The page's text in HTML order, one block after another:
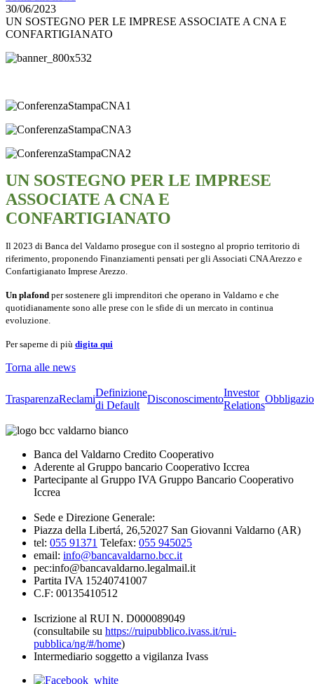
30/06/2023
UN SOSTEGNO PER LE IMPRESE ASSOCIATE A CNA E
CONFARTIGIANATO
UN SOSTEGNO PER LE IMPRESE
ASSOCIATE A CNA E
CONFARTIGIANATO
Il 2023 di Banca del Valdarno prosegue con il sostegno al proprio territorio di
riferimento, proponendo Finanziamenti pensati per gli Associati CNA Arezzo e
Confartigianato Imprese Arezzo.
Un plafond per sostenere gli imprenditori che operano in Valdarno e che
quotidianamente sono alle prese con le sfide di un mercato in continua
evoluzione.
Per saperne di più digita qui
Torna alle news
TrasparenzaReclami
Definizione
di Default
Disconoscimento
Investor
Relations
Banca del Valdarno Credito Cooperativo
Aderente al Gruppo bancario Cooperativo Iccrea
Partecipante al Gruppo IVA Gruppo Bancario Cooperativo
Iccrea
Sede e Direzione Generale:
Piazza della Libertá, 26,52027 San Giovanni Valdarno (AR)
tel: 055 91371 Telefax: 055 945025
email: info@bancavaldarno.bcc.it
pec:info@bancavaldarno.legalmail.it
Partita IVA 15240741007
C.F: 00135410512
Iscrizione al RUI N. D000089049
(consultabile su https://ruipubblico.ivass.it/rui-
pubblica/ng/#/home)
Intermediario soggetto a vigilanza Ivass